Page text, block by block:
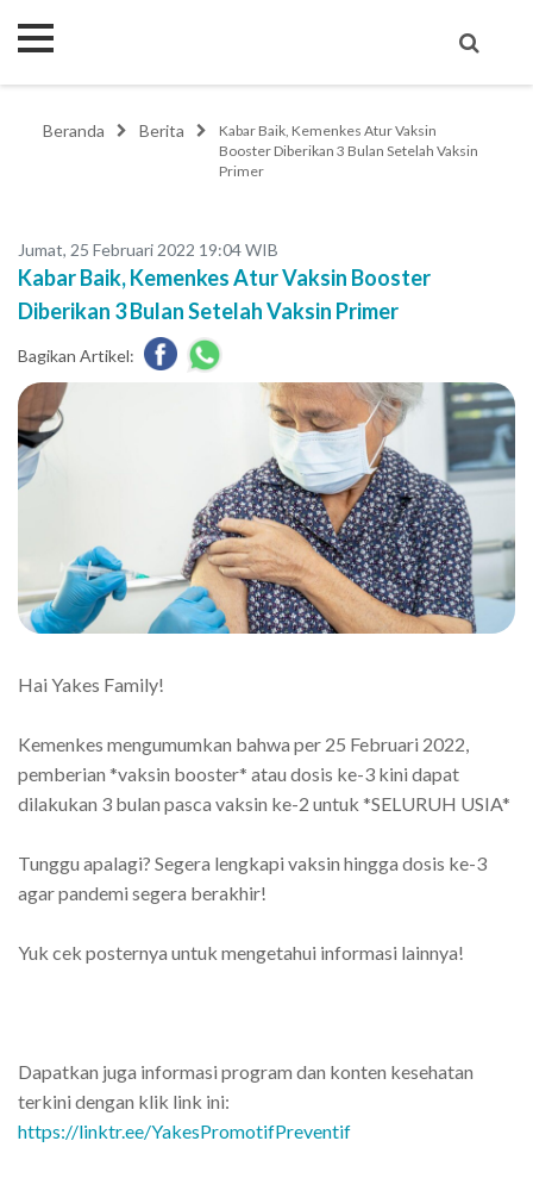
Beranda Berita
Kabar Baik, Kemenkes Atur Vaksin
Booster Diberikan 3 Bulan Setelah Vaksin
Primer
Jumat, 25 Februari 2022 19:04 WIB
Kabar Baik, Kemenkes Atur Vaksin Booster
Diberikan 3 Bulan Setelah Vaksin Primer
Bagikan Artikel:
Hai Yakes Family!
Kemenkes mengumumkan bahwa per 25 Februari 2022,
pemberian *vaksin booster* atau dosis ke-3 kini dapat
dilakukan 3 bulan pasca vaksin ke-2 untuk *SELURUH USIA*
Tunggu apalagi? Segera lengkapi vaksin hingga dosis ke-3
agar pandemi segera berakhir!
Yuk cek posternya untuk mengetahui informasi lainnya!
Dapatkan juga informasi program dan konten kesehatan
terkini dengan klik link ini:
https://linktr.ee/YakesPromotifPreventif